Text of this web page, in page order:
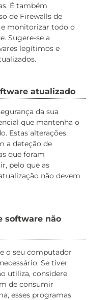
É também
de Firewalls de
monitorizar todo o
Sugere-se a
legítimos e
atualizado
da sua
que mantenha o
Estas alterações
a deteção de
que foram
pelo que as
não devem
software não
o seu computador
Se tiver
utiliza, considere
de consumir
esses programas